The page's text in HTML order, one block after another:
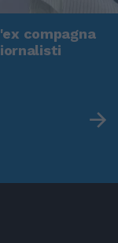
compagna